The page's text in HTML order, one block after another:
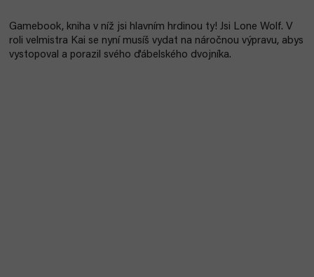
Gamebook, kniha v níž jsi hlavním hrdinou ty! Jsi Lone Wolf. V
roli velmistra Kai se nyní musíš vydat na náročnou výpravu, abys
vystopoval a porazil svého ďábelského dvojníka.